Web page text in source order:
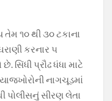
૧૦ થી ૩૦ ટકાના
કરનાર ૫
સિંધી પ્રૌઢ ધંધા માટે
નાગચૂડમાં
પોલીસનું સીરણ લેતા